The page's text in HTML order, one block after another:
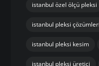
istanbul özel ölçü pleksi
istanbul pleksi çözümleri
istanbul pleksi kesim
istanbul pleksi üretici